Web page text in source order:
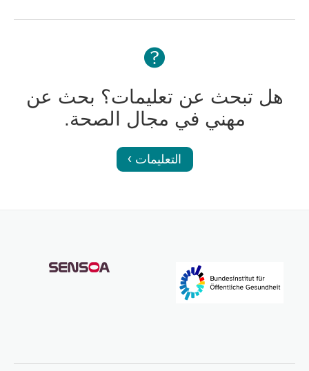
هل تبحث عن تعليمات؟ بحث عن
مهني في مجال الصحة.
التعليمات